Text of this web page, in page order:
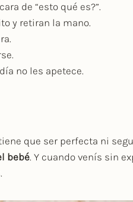
de “esto qué es?”.
y retiran la mano.
no les apetece.
que ser perfecta ni
bebé. Y cuando venís sin